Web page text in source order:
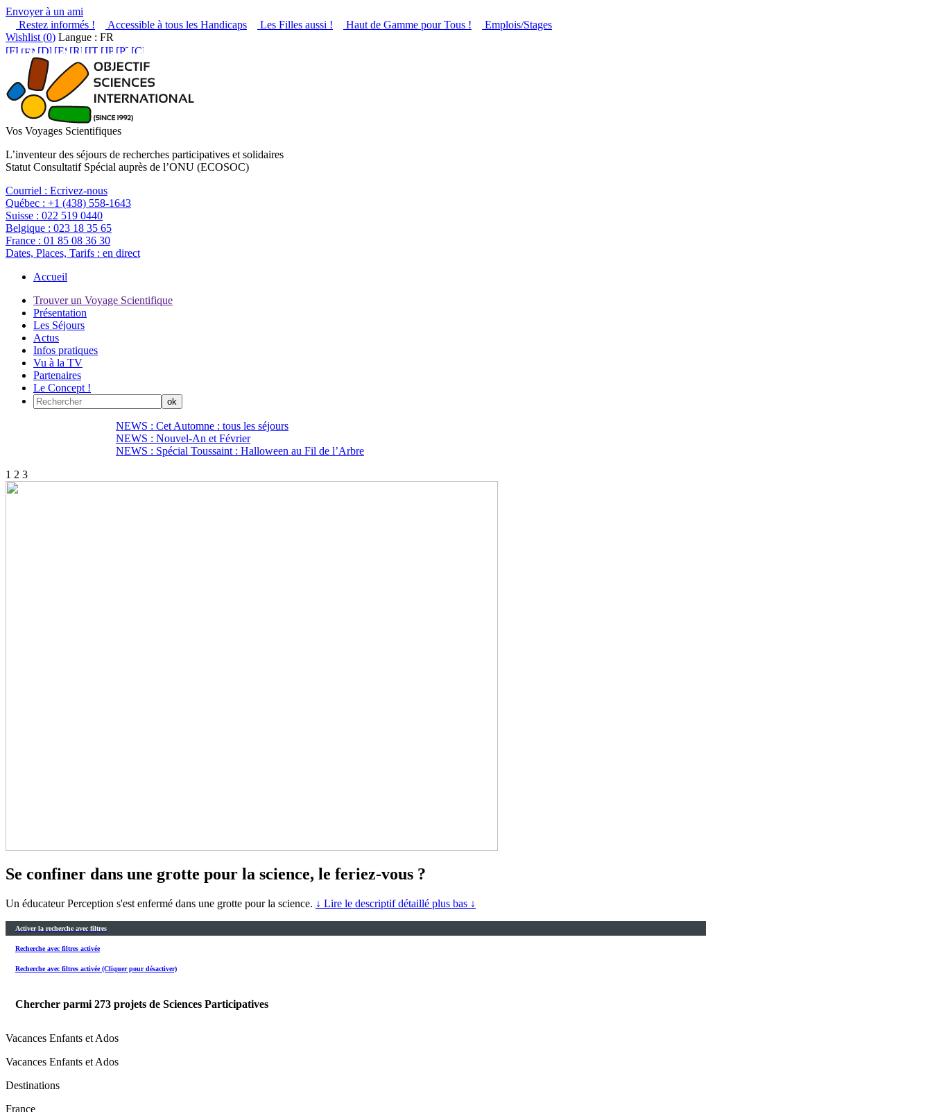
Envoyer à un ami
Restez informés !
Accessible à tous les Handicaps Les Filles aussi ! Haut de Gamme pour Tous !
Emplois/Stages
Wishlist (0) Langue : FR
Vos Voyages Scientifiques
L’inventeur des séjours de recherches participatives et solidaires
Statut Consultatif Spécial auprès de l’ONU (ECOSOC)
Courriel : Ecrivez-nous
Québec : +1 (438) 558-1643
Suisse : 022 519 0440
Belgique : 023 18 35 65
France : 01 85 08 36 30
Dates, Places, Tarifs : en direct
Accueil
Trouver un Voyage Scientifique
Présentation
Les Séjours
Actus
Infos pratiques
Vu à la TV
Partenaires
Le Concept !
NEWS : Cet Automne : tous les séjours
NEWS : Nouvel-An et Février
NEWS : Spécial Toussaint : Halloween au Fil de l’Arbre
1 2 3
Se confiner dans une grotte pour la science, le feriez-vous ?
Un éducateur Perception s'est enfermé dans une grotte pour la science. ↓ Lire le descriptif détaillé plus bas ↓
Activer la recherche avec filtres
Recherche avec filtres activée
Recherche avec filtres activée (Cliquer pour désactiver)
Chercher parmi 273 projets de Sciences Participatives
Vacances Enfants et Ados
Vacances Enfants et Ados
Destinations
France